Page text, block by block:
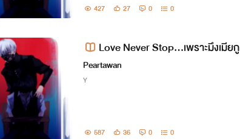
427 27 0 0
Love Never Stop...เพราะมึงเมียกู
Peartawan
Y
587 36 0 0